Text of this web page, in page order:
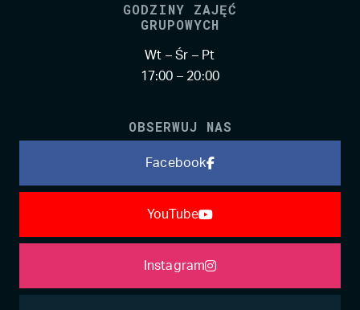
GODZINY ZAJĘĆ
GRUPOWYCH
Wt – Śr – Pt
17:00 – 20:00
OBSERWUJ NAS
Facebook
YouTube
Instagram